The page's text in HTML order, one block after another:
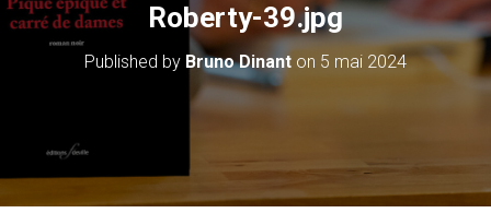
Roberty-39.jpg
Published by Bruno Dinant on 5 mai 2024